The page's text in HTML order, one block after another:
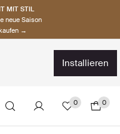
MIT STIL
neue Saison
→
installieren
0 0